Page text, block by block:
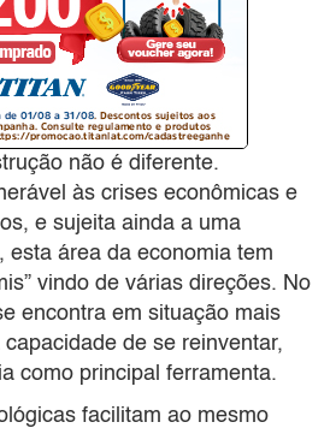
não é diferente.
às crises econômicas e
e sujeita ainda a uma
esta área da economia tem
vindo de várias direções. No
encontra em situação mais
de se reinventar,
como principal ferramenta.
facilitam ao mesmo